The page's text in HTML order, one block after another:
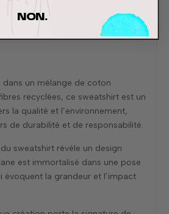
en tant que joueur, mais
d’une excellence qui transcende les
dans un mélange de coton
recyclées, ce sweatshirt est un
la qualité et l’environnement,
de durabilité et de responsabilité.
du sweatshirt révèle un design
est immortalisé dans une pose
évoquent la grandeur et l’impact
NON.